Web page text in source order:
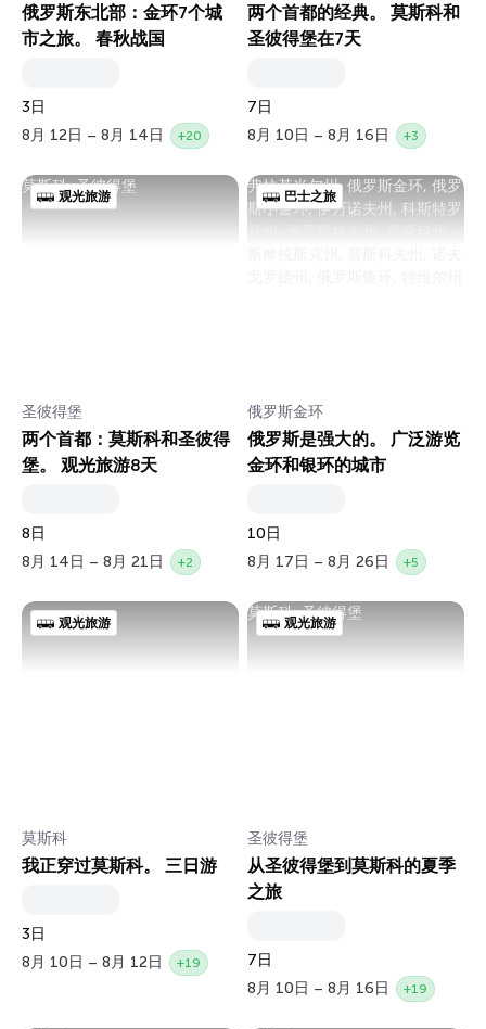
俄罗斯东北部：金环7个城
市之旅。 春秋战国
3日
8月 12日 – 8月 14日
+20
两个首都的经典。 莫斯科和
圣彼得堡在7天
7日
8月 10日 – 8月 16日
+3
观光旅游
莫斯科, 圣彼得堡
圣彼得堡
两个首都：莫斯科和圣彼得
堡。 观光旅游8天
8日
8月 14日 – 8月 21日
+2
巴士之旅
弗拉基米尔州, 俄罗斯金环, 俄罗
斯小金环, 伊万诺夫州, 科斯特罗
俄罗斯金环
俄罗斯是强大的。 广泛游览
金环和银环的城市
10日
8月 17日 – 8月 26日
+5
观光旅游
莫斯科
我正穿过莫斯科。 三日游
3日
8月 10日 – 8月 12日
+19
观光旅游
莫斯科, 圣彼得堡
圣彼得堡
从圣彼得堡到莫斯科的夏季
之旅
7日
8月 10日 – 8月 16日
+19